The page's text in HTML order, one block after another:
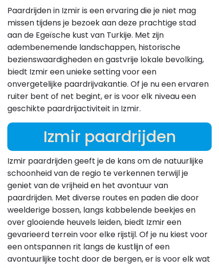
Paardrijden in Izmir is een ervaring die je niet mag
missen tijdens je bezoek aan deze prachtige stad
aan de Egeïsche kust van Turkije. Met zijn
adembenemende landschappen, historische
bezienswaardigheden en gastvrije lokale bevolking,
biedt Izmir een unieke setting voor een
onvergetelijke paardrijvakantie. Of je nu een ervaren
ruiter bent of net begint, er is voor elk niveau een
geschikte paardrijactiviteit in Izmir.
Izmir paardrijden
Izmir paardrijden geeft je de kans om de natuurlijke
schoonheid van de regio te verkennen terwijl je
geniet van de vrijheid en het avontuur van
paardrijden. Met diverse routes en paden die door
weelderige bossen, langs kabbelende beekjes en
over glooiende heuvels leiden, biedt Izmir een
gevarieerd terrein voor elke rijstijl. Of je nu kiest voor
een ontspannen rit langs de kustlijn of een
avontuurlijke tocht door de bergen, er is voor elk wat